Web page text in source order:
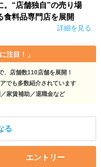
。“店舗独自”の売り場
食料品専門店を展開
詳細を見る
注目！」
店舗数110店舗を展開！
でも多数紹介されています
家賃補助／退職金など
る
エントリー